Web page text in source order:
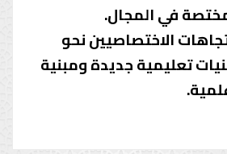
في المجال.
الاختصاصيين نحو
تعليمية جديدة ومبنية